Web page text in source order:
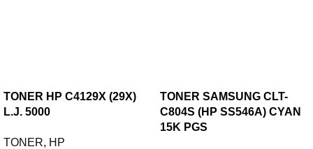
TONER HP C4129X (29X)
L.J. 5000
TONER, HP
TONER SAMSUNG CLT-
C804S (HP SS546A) CYAN
15K PGS